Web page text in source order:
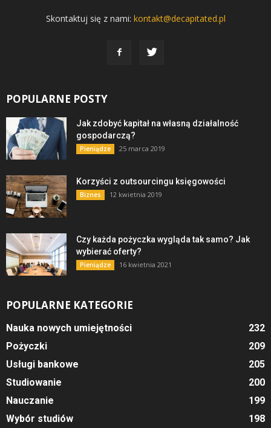
Skontaktuj się z nami: kontakt@decapitated.pl
POPULARNE POSTY
Jak zdobyć kapitał na własną działalność
gospodarczą?
Pieniądze 25 marca 2019
Korzyści z outsourcingu księgowości
Biznes 12 kwietnia 2019
Czy każda pożyczka wygląda tak samo? Jak
wybierać oferty?
Pieniądze 16 kwietnia 2021
POPULARNE KATEGORIE
Nauka nowych umiejętności
232
Pożyczki
209
Usługi bankowe
205
Studiowanie
200
Nauczanie
199
Wybór studiów
198